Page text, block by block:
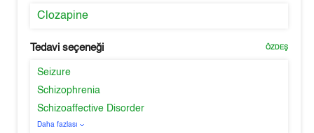
Clozapine
Tedavi seçeneği ÖZDEŞ
Seizure
Schizophrenia
Schizoaffective Disorder
Daha fazlası